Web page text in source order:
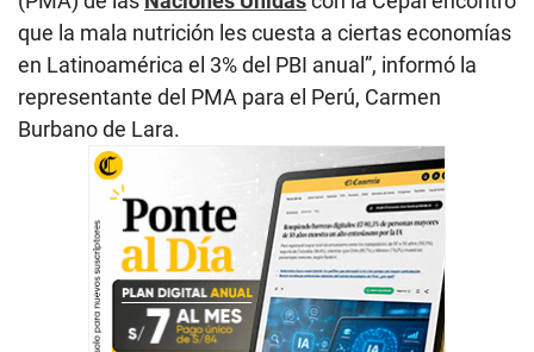
que la mala nutrición les cuesta a ciertas economías
en Latinoamérica el 3% del PBI anual”, informó la
representante del PMA para el Perú, Carmen
Burbano de Lara.